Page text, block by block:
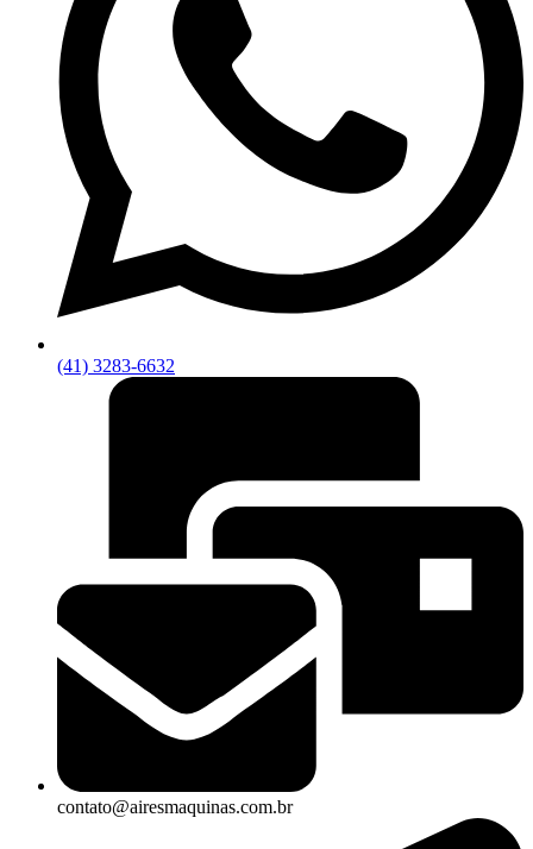
(41) 3283-6632
contato@airesmaquinas.com.br